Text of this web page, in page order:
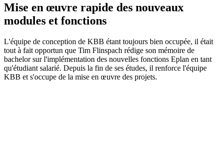
Mise en œuvre rapide des nouveaux
modules et fonctions
L'équipe de conception de KBB étant toujours bien occupée, il était
tout à fait opportun que Tim Flinspach rédige son mémoire de
bachelor sur l'implémentation des nouvelles fonctions Eplan en tant
qu'étudiant salarié. Depuis la fin de ses études, il renforce l'équipe
KBB et s'occupe de la mise en œuvre des projets.